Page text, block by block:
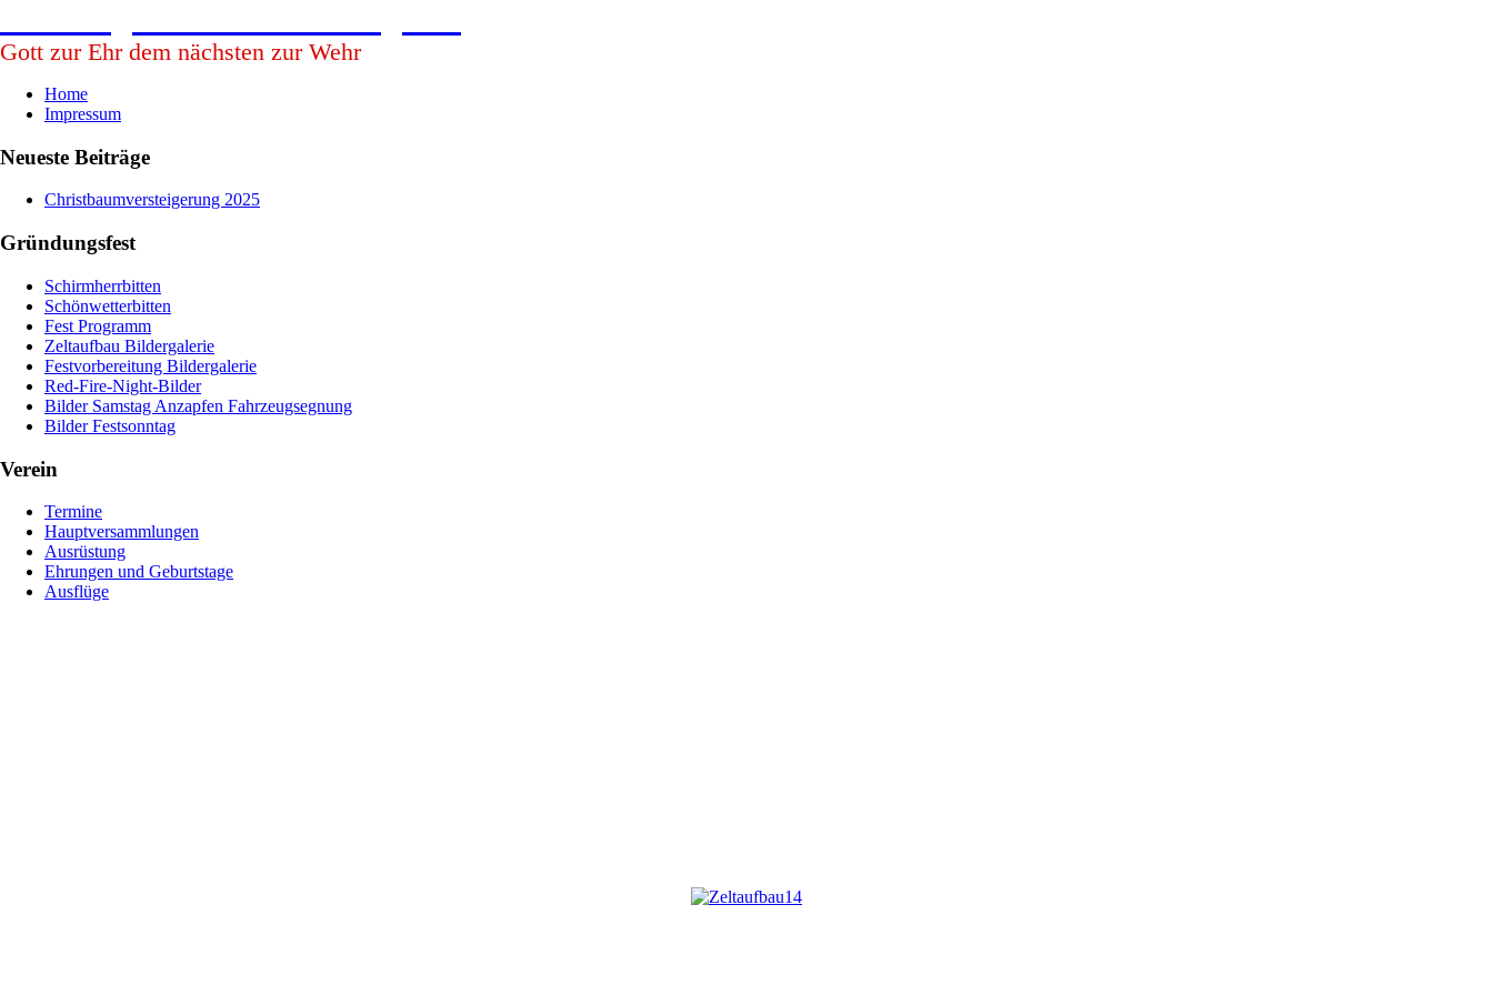
Gott zur Ehr dem nächsten zur Wehr
Home
Impressum
Neueste Beiträge
Christbaumversteigerung 2025
Gründungsfest
Schirmherrbitten
Schönwetterbitten
Fest Programm
Zeltaufbau Bildergalerie
Festvorbereitung Bildergalerie
Red-Fire-Night-Bilder
Bilder Samstag Anzapfen Fahrzeugsegnung
Bilder Festsonntag
Verein
Termine
Hauptversammlungen
Ausrüstung
Ehrungen und Geburtstage
Ausflüge